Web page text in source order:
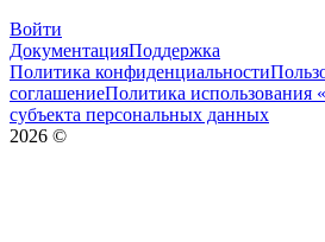
Войти
ДокументацияПоддержка
Политика конфиденциальности
соглашениеПолитика использования
субъекта персональных данных
2026 ©